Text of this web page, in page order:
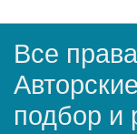
Все
подбор и